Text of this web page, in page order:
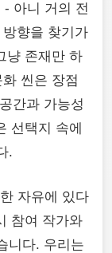
아니 거의 전
향을 찾기가
냥 존재만 하
씬은 장점
간과 가능성
선택지 속에
.
자유에 있다
참여 작가와
니다. 우리는